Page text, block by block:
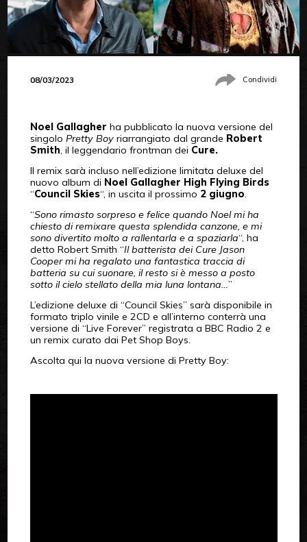
08/03/2023 Condividi
Noel Gallagher ha pubblicato la nuova versione del
singolo Pretty Boyriarrangiato dal grande Robert
Smith , il leggendario frontman dei Cure.
Il remix sarà incluso nell’edizione limitata deluxe del
nuovo album di Noel Gallagher High Flying Birds
“Council Skies“, in uscita il prossimo 2 giugno
“Sono rimasto sorpreso e felice quando Noel mi ha
chiesto di remixare questa splendida canzone, e mi
sono divertito molto a rallentarla e a spaziarla“, ha
detto Robert Smith “Il batterista dei Cure Jason
Cooper mi ha regalato una fantastica traccia di
batteria su cui suonare, il resto si è messo a posto
sotto il cielo stellato della mia luna lontana… ”
L’edizione deluxe di “Council Skies” sarà disponibile in
formato triplo vinile e 2CD e all’interno conterrà una
versione di “Live Forever” registrata a BBC Radio 2 e
un remix curato dai Pet Shop Boys.
Ascolta qui la nuova versione di Pretty Boy: